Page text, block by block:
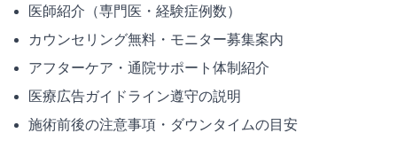
医師紹介（専門医・経験症例数）
カウンセリング無料・モニター募集案内
アフターケア・通院サポート体制紹介
医療広告ガイドライン遵守の説明
施術前後の注意事項・ダウンタイムの目安